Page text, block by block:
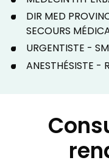
DIR MED
SECOURS
URGENTISTE -
ANESTHÉSISTE -